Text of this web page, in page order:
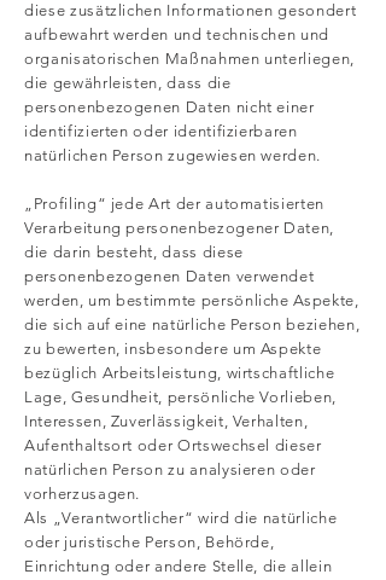
diese zusätzlichen Informationen gesondert
aufbewahrt werden und technischen und
organisatorischen Maßnahmen unterliegen,
die gewährleisten, dass die
personenbezogenen Daten nicht einer
identifizierten oder identifizierbaren
natürlichen Person zugewiesen werden.
„Profiling“ jede Art der automatisierten
Verarbeitung personenbezogener Daten,
die darin besteht, dass diese
personenbezogenen Daten verwendet
werden, um bestimmte persönliche Aspekte,
die sich auf eine natürliche Person beziehen,
zu bewerten, insbesondere um Aspekte
bezüglich Arbeitsleistung, wirtschaftliche
Lage, Gesundheit, persönliche Vorlieben,
Interessen, Zuverlässigkeit, Verhalten,
Aufenthaltsort oder Ortswechsel dieser
natürlichen Person zu analysieren oder
vorherzusagen.
Als „Verantwortlicher“ wird die natürliche
oder juristische Person, Behörde,
Einrichtung oder andere Stelle, die allein